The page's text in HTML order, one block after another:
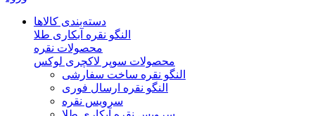
دسته‌بندی‌ کالاها
النگو نقره آبکاری طلا
محصولات نقره
محصولات سوپر لاکچری لوکس
النگو نقره ساخت سفارشی
النگو نقره ارسال فوری
سرویس نقره